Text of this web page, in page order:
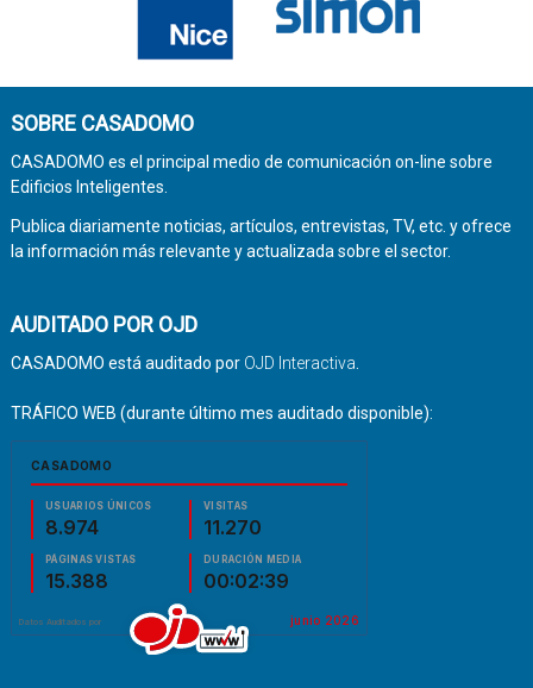
SOBRE CASADOMO
CASADOMO es el principal medio de comunicación on-line sobre
Edificios Inteligentes.
Publica diariamente noticias, artículos, entrevistas, TV, etc. y ofrece
la información más relevante y actualizada sobre el sector.
AUDITADO POR OJD
CASADOMO está auditado por OJD Interactiva.
TRÁFICO WEB (durante último mes auditado disponible):